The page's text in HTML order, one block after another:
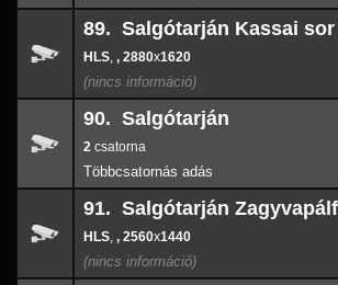
89.
89. Salgótarján Kassai sor
, , 2880x1620
90.
90. Salgótarján
2
91. , , 2560x1440